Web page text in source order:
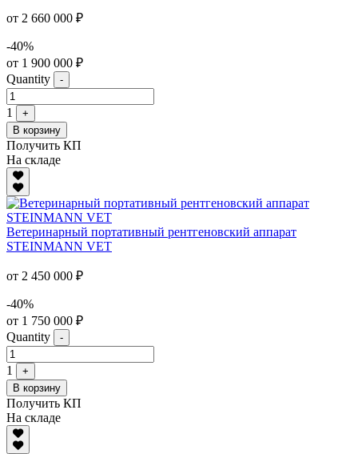
от 2 660 000 ₽
-40%
от 1 900 000 ₽
Quantity
-
1
+
В корзину
Получить КП
На складе
Ветеринарный портативный рентгеновский аппарат
STEINMANN VET
от 2 450 000 ₽
-40%
от 1 750 000 ₽
Quantity
-
1
+
В корзину
Получить КП
На складе